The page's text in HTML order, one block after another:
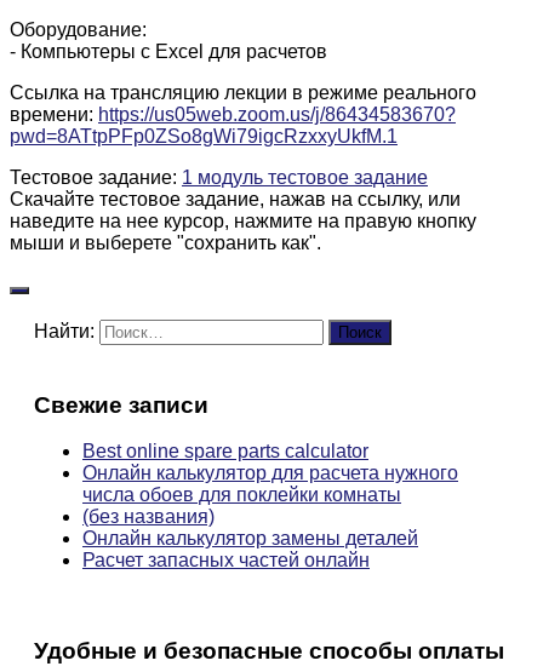
Оборудование:
- Компьютеры с Excel для расчетов
Ссылка на трансляцию лекции в режиме реального
времени: https://us05web.zoom.us/j/86434583670?
pwd=8ATtpPFp0ZSo8gWi79igcRzxxyUkfM.1
Тестовое задание: 1 модуль тестовое задание
Скачайте тестовое задание, нажав на ссылку, или
наведите на нее курсор, нажмите на правую кнопку
мыши и выберете "сохранить как".
Найти:
Свежие записи
Best online spare parts calculator
Онлайн калькулятор для расчета нужного
числа обоев для поклейки комнаты
(без названия)
Онлайн калькулятор замены деталей
Расчет запасных частей онлайн
Удобные и безопасные способы оплаты